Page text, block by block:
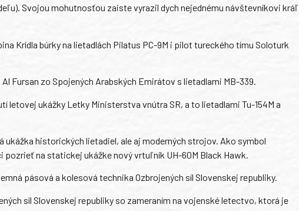
Svojou mohutnosťou zaiste vyrazil dych nejednému návštevníkovi kráľ
Krídla búrky na lietadlách Pilatus PC-9M i pilot tureckého tímu Soloturk
Fursan zo Spojených Arabských Emirátov s lietadlami MB-339.
ukážky Letky Ministerstva vnútra SR, a to lietadlami Tu-154M a
historických lietadiel, ale aj moderných strojov. Ako symbol
na statickej ukážke nový vrtuľník UH-60M Black Hawk.
pásová a kolesová technika Ozbrojených síl Slovenskej republiky.
síl Slovenskej republiky so zameraním na vojenské letectvo, ktorá je